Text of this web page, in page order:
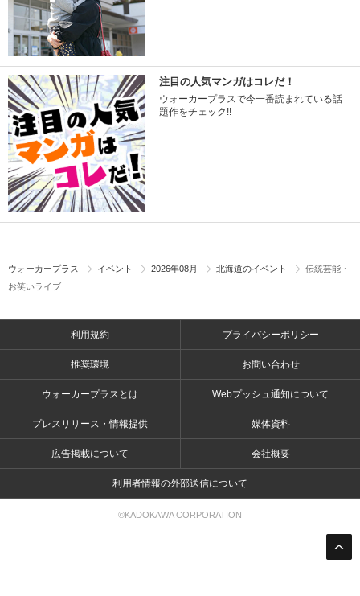
注目の人気マンガはコレだ！
ウォーカープラスで今一番読まれている話
題作をチェック!!
ウォーカープラス イベント 2026年08月 北海道のイベント
伝統芸能・
お笑いライブ
利用規約 プライバシーポリシー
推奨環境 お問い合わせ
ウォーカープラスとは Webプッシュ通知について
プレスリリース・情報提供 媒体資料
広告掲載について 会社概要
利用者情報の外部送信について
©KADOKAWA CORPORATION